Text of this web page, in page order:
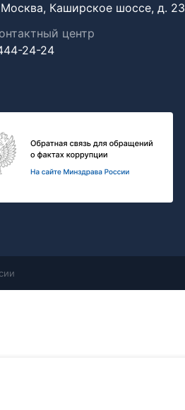
Москва, Каширское шоссе, д. 23
центр
24-24